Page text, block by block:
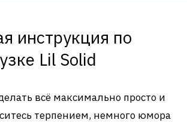
инструкция по
Lil Solid
всё максимально просто и
терпением, немного юмора